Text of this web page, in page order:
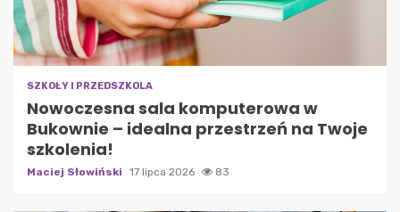
SZKOŁY I PRZEDSZKOLA
Nowoczesna sala komputerowa w
Bukownie – idealna przestrzeń na Twoje
szkolenia!
Maciej Słowiński 17 lipca 2026 83